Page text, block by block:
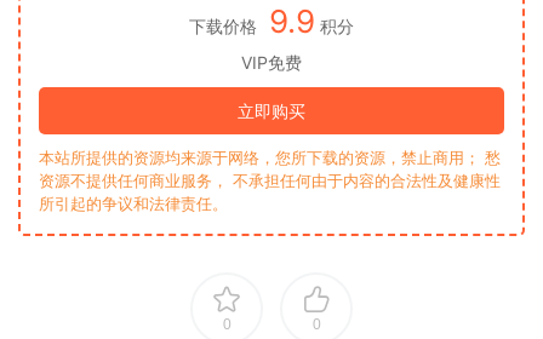
下载价格 9.9 积分
VIP免费
立即购买
本站所提供的资源均来源于网络，您所下载的资源，禁止商用； 愁
资源不提供任何商业服务， 不承担任何由于内容的合法性及健康性
所引起的争议和法律责任。
0 0